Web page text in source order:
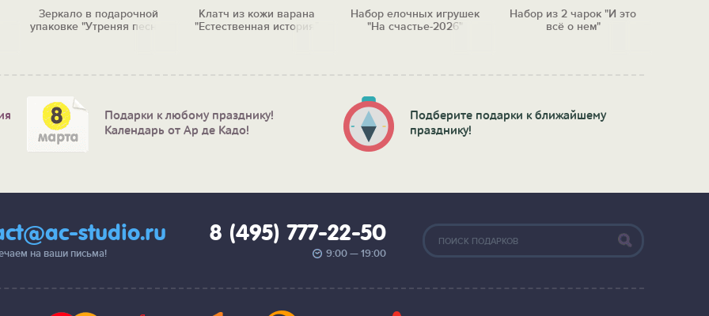
Зеркало в подарочной
упаковке "Утреняя песня"
Клатч из кожи варана
"Естественная история"
Набор елочных игрушек
"На счастье-2026"
Набор из 2 чарок "И это
всё о нем"
Подарки к любому празднику!
Календарь от Ар де Кадо!
Подберите подарки к ближайшему
празднику!
studio.ru
на ваши письма!
8 (495) 777-22-50
9:00 — 19:00